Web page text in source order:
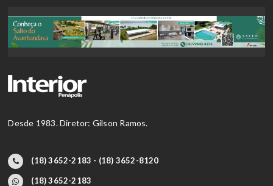
Desde 1983. Diretor: Gilson Ramos.
(18) 3652-2183 - (18) 3652-8120
(18) 3652-2183